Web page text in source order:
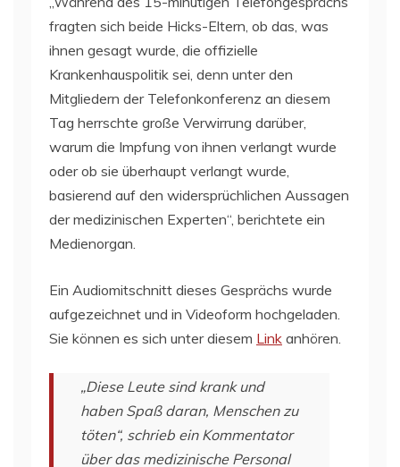
fragten sich beide Hicks-Eltern, ob das, was
ihnen gesagt wurde, die offizielle
Krankenhauspolitik sei, denn unter den
Mitgliedern der Telefonkonferenz an diesem
Tag herrschte große Verwirrung darüber,
warum die Impfung von ihnen verlangt wurde
oder ob sie überhaupt verlangt wurde,
basierend auf den widersprüchlichen Aussagen
der medizinischen Experten“, berichtete ein
Medienorgan.
Ein Audiomitschnitt dieses Gesprächs wurde
aufgezeichnet und in Videoform hochgeladen.
Sie können es sich unter diesem Link anhören.
„Diese Leute sind krank und
haben Spaß daran, Menschen zu
töten“, schrieb ein Kommentator
über das medizinische Personal